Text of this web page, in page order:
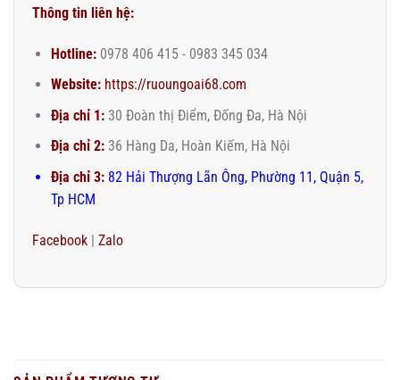
Thông tin liên hệ:
Hotline:0978 406 415 - 0983 345 034
Website: https://ruoungoai68.com
Địa chỉ 1:30 Đoàn thị Điểm, Đống Đa, Hà Nội
Địa chỉ 2:36 Hàng Da, Hoàn Kiếm, Hà Nội
Địa chỉ 3:82 Hải Thượng Lãn Ông, Phường 11, Quận 5,
Tp HCM
Facebook | Zalo